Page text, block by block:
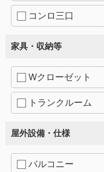
コンロ三口
家具・収納等
Wクローゼット
トランクルーム
屋外設備・仕様
バルコニー